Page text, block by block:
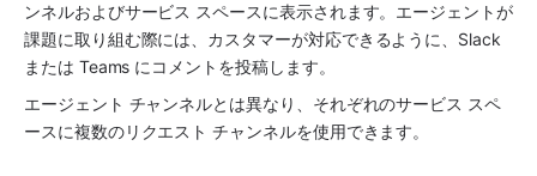
ンネルおよびサービス スペースに表示されます。エージェントが
課題に取り組む際には、カスタマーが対応できるように、Slack
または Teams にコメントを投稿します。
エージェント チャンネルとは異なり、それぞれのサービス スペ
ースに複数のリクエスト チャンネルを使用できます。